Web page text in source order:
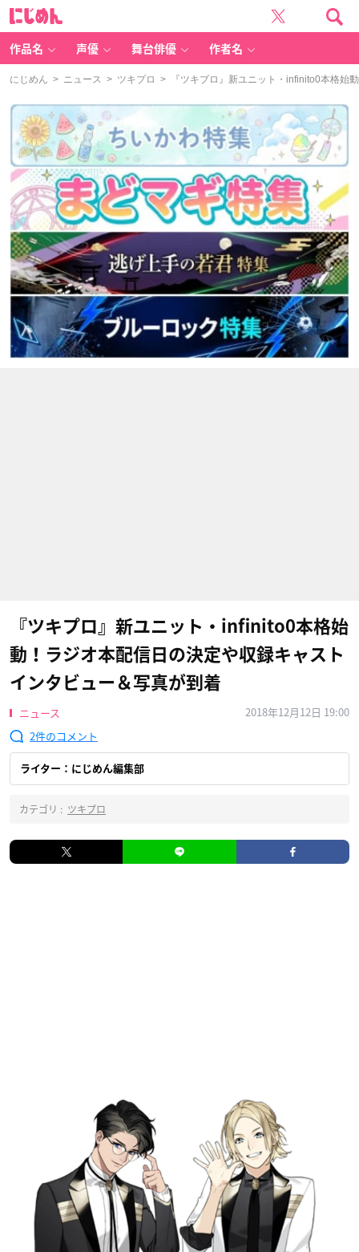
作品名 声優 舞台俳優 作者名
にじめん > ニュース > ツキプロ > 『ツキプロ』新ユニット・infinito0本格始
『ツキプロ』新ユニット・infinito0本格始
動！ラジオ本配信日の決定や収録キャスト
インタビュー＆写真が到着
ニュース
2018年12月12日 19:00
2
ライター：にじめん編集部
カテゴリ : ツキプロ